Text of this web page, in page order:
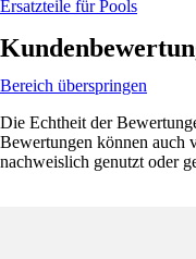
Ersatzteile für Pools
Bereich überspringen
Die Echtheit der
Bewertungen können auch
nachweislich genutzt oder